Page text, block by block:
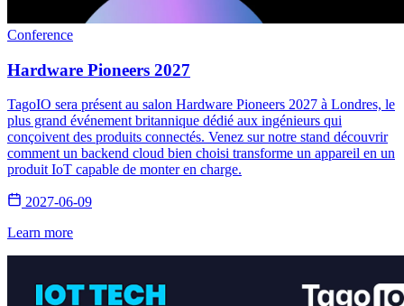
Conference
Hardware Pioneers 2027
TagoIO sera présent au salon Hardware Pioneers 2027 à Londres, le
plus grand événement britannique dédié aux ingénieurs qui
conçoivent des produits connectés. Venez sur notre stand découvrir
comment un backend cloud bien choisi transforme un appareil en un
produit IoT capable de monter en charge.
2027-06-09
Learn more